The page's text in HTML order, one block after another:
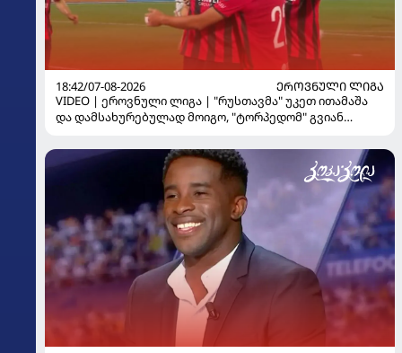
18:42/07-08-2026
ᲔᲠᲝᲕᲜᲣᲚᲘ ᲚᲘᲒᲐ
VIDEO | ეროვნული ლიგა | "რუსთავმა" უკეთ ითამაშა
და დამსახურებულად მოიგო, "ტორპედომ" გვიან